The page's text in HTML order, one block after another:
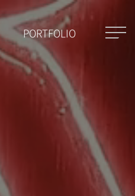
PORTFOLIO